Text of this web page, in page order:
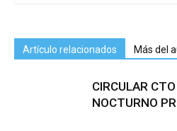
Artículo relacionados Más del
CIRCULAR
NOCTURNO